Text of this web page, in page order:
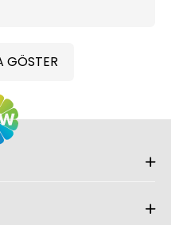
GÖSTER